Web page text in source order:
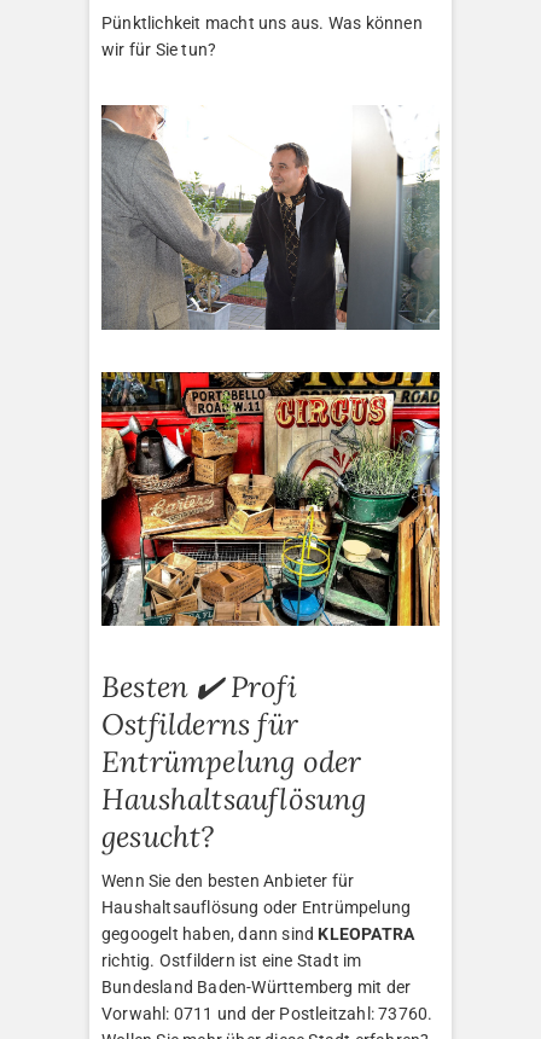
Pünktlichkeit macht uns aus. Was können
wir für Sie tun?
Besten ✔️ Profi
Ostfilderns für
Entrümpelung oder
Haushaltsauflösung
gesucht?
Wenn Sie den besten Anbieter für
Haushaltsauflösung oder Entrümpelung
gegoogelt haben, dann sind KLEOPATRA
richtig. Ostfildern ist eine Stadt im
Bundesland Baden-Württemberg mit der
Vorwahl: 0711 und der Postleitzahl: 73760.